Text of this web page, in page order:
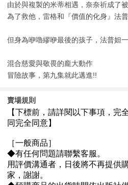
由於與複製的米蒂相遇，奈奈祈成了被
為了救他，雷格和『價值的化身』法
但身為咿嚕繆咿最後的孩子，法普妲
混合慈愛與敬畏的龐大動作
冒險故事，第九集就此邁進!!
賣場規則